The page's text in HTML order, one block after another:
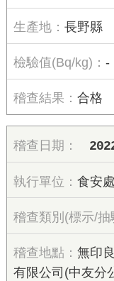
長野縣
-
合格
食安處
無印
有限公司(中友分